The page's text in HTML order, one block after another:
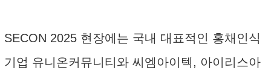
SECON 2025 현장에는 국내 대표적인 홍채인식
기업 유니온커뮤니티와 씨엠아이텍, 아이리스아